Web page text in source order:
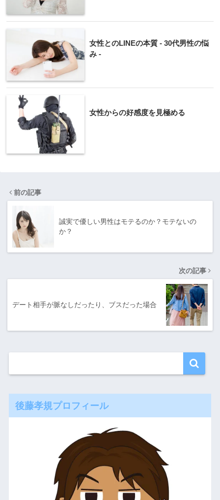
女性とのLINEの本質 - 30代男性の悩
み -
女性からの好感度を見極める
前の記事
誠実で優しい男性はモテるのか？モテないの
か？
次の記事
デート相手が脈なしだったり、ブスだった場合
後藤孝規プロフィール